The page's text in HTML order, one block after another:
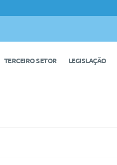
TERCEIRO SETOR LEGISLAÇÃO